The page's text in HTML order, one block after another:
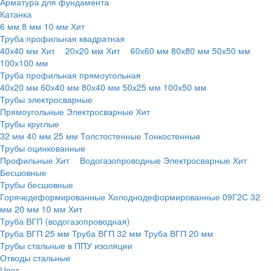
Катанка
6 мм 8 мм 10 мм Хит
Труба профильная квадратная
40х40 мм Хит 20х20 мм Хит 60х60 мм 80х80 мм 50х50 мм
100х100 мм
Труба профильная прямоугольная
40х20 мм 60х40 мм 80х40 мм 50х25 мм 100х50 мм
Трубы электросварные
Прямоугольные Электросварные Хит
Трубы круглые
32 мм 40 мм 25 мм Толстостенные Тонкостенные
Трубы оцинкованные
Профильные Хит Водогазопроводные Электросварные Хит
Бесшовные
Трубы бесшовные
Горячедеформированные Холоднодеформированные 09Г2С 32
мм 20 мм 10 мм Хит
Труба ВГП (водогазопроводная)
Труба ВГП 25 мм Труба ВГП 32 мм Труба ВГП 20 мм
Трубы стальные в ППУ изоляции
Отводы стальные